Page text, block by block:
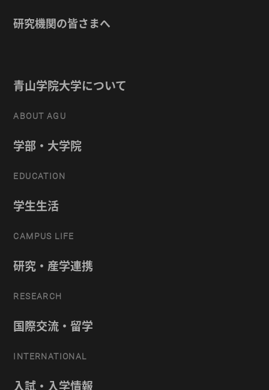
研究機関の皆さまへ
青山学院大学について
ABOUT AGU
学部・大学院
EDUCATION
学生生活
CAMPUS LIFE
研究・産学連携
RESEARCH
国際交流・留学
INTERNATIONAL
入試・入学情報